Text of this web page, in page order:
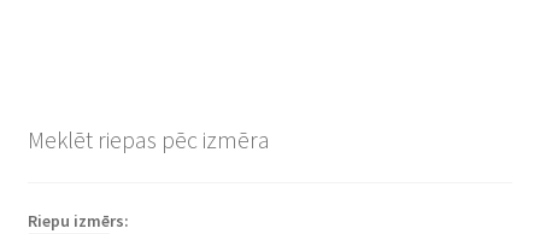
Meklēt riepas pēc izmēra
Riepu izmērs: